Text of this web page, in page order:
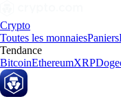
Crypto
Toutes les monnaiesPaniers
Tendance
BitcoinEthereumXRP